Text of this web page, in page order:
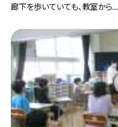
廊下を歩いていても、教室から...